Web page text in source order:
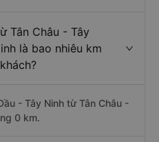
Tân Châu - Tây
là bao nhiêu km
- Tây Ninh từ Tân Châu -
0 km.